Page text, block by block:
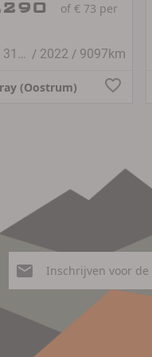
of € 73 per
BMW G 310 GS / 2022 / 9097km
(Oostrum)